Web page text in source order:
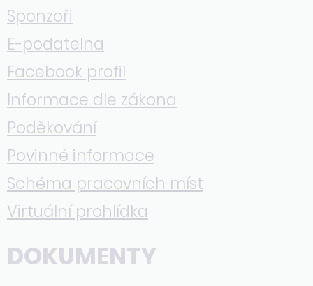
Sponzoři
E-podatelna
Facebook profil
Informace dle zákona
Poděkování
Povinné informace
Schéma pracovních míst
Virtuální prohlídka
DOKUMENTY